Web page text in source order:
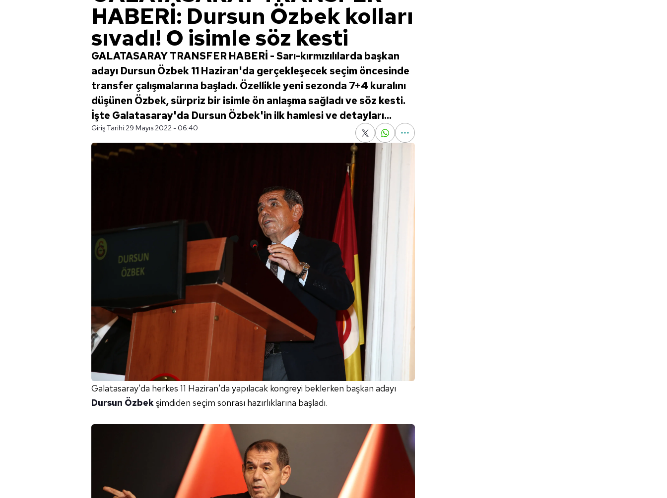
HABERİ: Dursun Özbek kolları
sıvadı! O isimle söz kesti
GALATASARAY TRANSFER HABERİ - Sarı-kırmızılılarda başkan
adayı Dursun Özbek 11 Haziran'da gerçekleşecek seçim öncesinde
transfer çalışmalarına başladı. Özellikle yeni sezonda 7+4 kuralını
düşünen Özbek, sürpriz bir isimle ön anlaşma sağladı ve söz kesti.
İşte Galatasaray'da Dursun Özbek'in ilk hamlesi ve detayları...
Giriş Tarihi:29 Mayıs 2022 - 06:40
Galatasaray'da herkes 11 Haziran'da yapılacak kongreyi beklerken başkan adayı
Dursun Özbekşimdiden seçim sonrası hazırlıklarına başladı.